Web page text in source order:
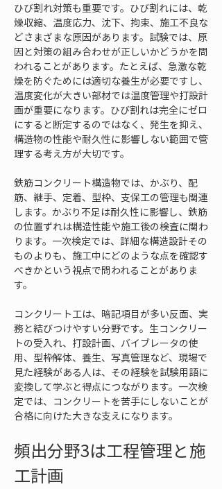
ひび割れ対策も重要です。ひび割れには、乾
燥収縮、温度応力、沈下、拘束、施工不良な
どさまざまな原因があります。試験では、原
因と対策の組み合わせが正しいかどうかを問
われることがあります。たとえば、急激な乾
燥を防ぐためには適切な養生が必要ですし、
温度変化が大きい部材では温度管理や打設計
画が重要になります。ひび割れは完全にゼロ
にすると断定するのではなく、発生を抑え、
構造物の性能や耐久性に影響しない範囲で管
理する考え方が大切です。
鉄筋コンクリート構造物では、かぶり、配
筋、継手、定着、型枠、支保工の管理も関連
します。かぶり不足は耐久性に影響し、鉄筋
の位置ずれは構造性能や施工後の検査に関わ
ります。一次検定では、詳細な構造設計その
ものよりも、施工中にどのような点を確認す
べきかという視点で問われることがありま
す。
コンクリート工は、暗記項目が多い反面、実
務と結びつけやすい分野です。生コンクリー
トの受入れ、打設計画、バイブレータの使
用、型枠解体、養生、写真管理など、現場で
見た経験がある人は、その経験を試験用語に
変換して学ぶと得点につながります。一次検
定では、コンクリートを苦手にしないことが
合格に向けた大きな支えになります。
頻出分野3は工程管理と施
工計画